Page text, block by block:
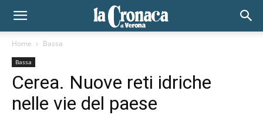
Home Bassa
Bassa
Cerea. Nuove reti idriche
nelle vie del paese